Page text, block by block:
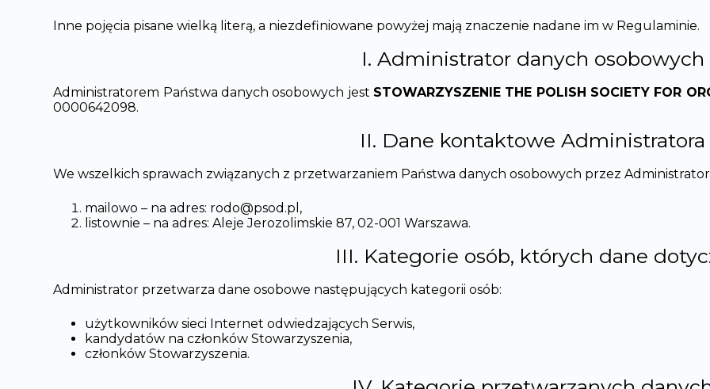
Inne pojęcia pisane wielką literą, a niezdefiniowane powyżej mają znaczenie nadane im w Regulaminie.
I. Administrator danych osobowych
Administratorem Państwa danych osobowych jest STOWARZYSZENIE THE POLISH SOCIETY FOR
0000642098.
II. Dane kontaktowe Administratora
We wszelkich sprawach związanych z przetwarzaniem Państwa danych osobowych przez
mailowo – na adres: rodo@psod.pl,
listownie – na adres: Aleje Jerozolimskie 87, 02-001 Warszawa.
III. Kategorie osób, których dane
Administrator przetwarza dane osobowe następujących kategorii osób:
użytkowników sieci Internet odwiedzających Serwis,
kandydatów na członków Stowarzyszenia,
członków Stowarzyszenia.